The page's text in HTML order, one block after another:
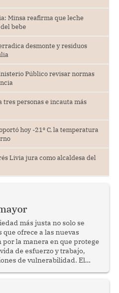
Minsa reafirma que leche
bebe
desmonte y residuos
Público revisar normas
personas e incauta más
hoy -21⁰ C, la temperatura
Livia jura como alcaldesa del
más justa no solo se
ofrece a las nuevas
la manera en que protege
de esfuerzo y trabajo,
de vulnerabilidad. El
los beneficiarios del